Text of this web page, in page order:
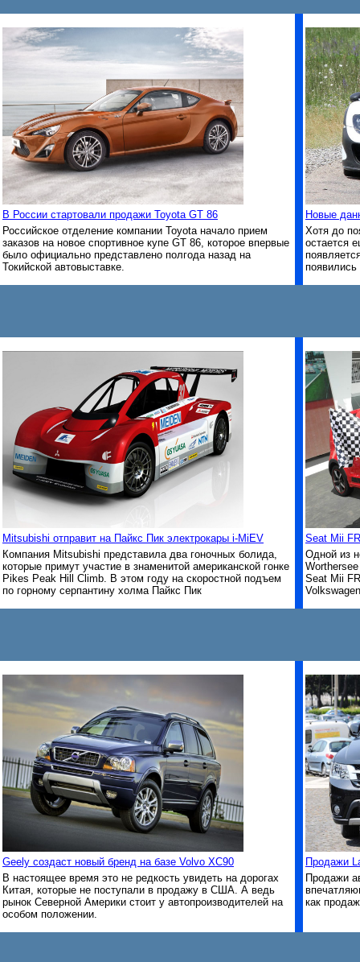
В России стартовали продажи Toyota GT 86
Российское отделение компании Toyota начало прием
заказов на новое спортивное купе GT 86, которое впервые
было официально представлено полгода назад на
Токийской автовыставке.
Новые
Хотя до
остается
Mitsubishi отправит на Пайкс Пик электрокары i-MiEV
Компания Mitsubishi представила два гоночных болида,
которые примут участие в знаменитой американской гонке
Pikes Peak Hill Climb. В этом году на скоростной подъем
по горному серпантину холма Пайкс Пик
Seat Mii
Одной из
Seat Mii
Geely создаст новый бренд на базе Volvo XC90
В настоящее время это не редкость увидеть на дорогах
Китая, которые не поступали в продажу в США. А ведь
рынок Северной Америки стоит у автопроизводителей на
особом положении.
Продажи
Продажи
как